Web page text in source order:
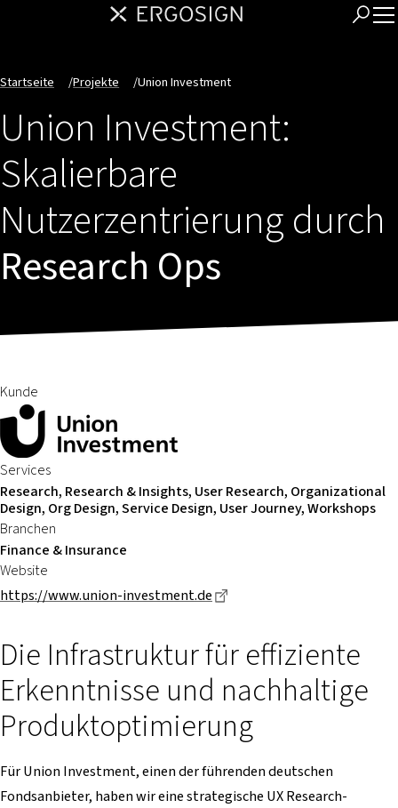
Startseite /Projekte /Union Investment
Union Investment:
Skalierbare
Nutzerzentrierung durch
Research Ops
Kunde
Services
Research, Research & Insights, User Research, Organizational
Design, Org Design, Service Design, User Journey, Workshops
Branchen
Finance & Insurance
Website
https://www.union-investment.de
Die Infrastruktur für effiziente
Erkenntnisse und nachhaltige
Produktoptimierung
Für Union Investment, einen der führenden deutschen
Fondsanbieter, haben wir eine strategische UX Research-